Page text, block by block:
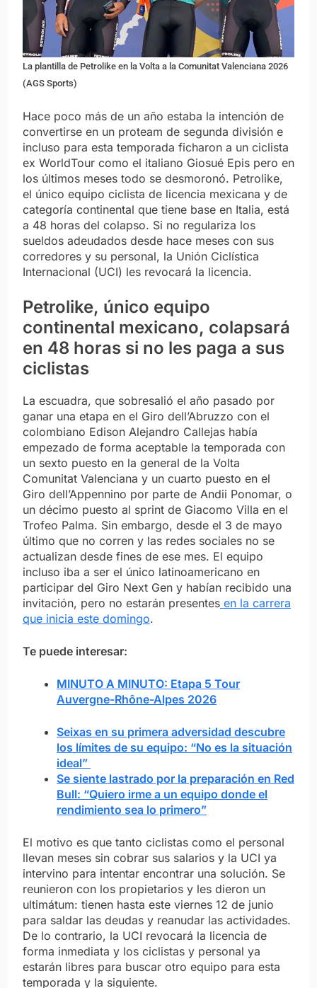
La plantilla de Petrolike en la Volta a la Comunitat Valenciana 2026
(AGS Sports)
Hace poco más de un año estaba la intención de
convertirse en un proteam de segunda división e
incluso para esta temporada ficharon a un ciclista
ex WorldTour como el italiano Giosué Epis pero en
los últimos meses todo se desmoronó. Petrolike,
el único equipo ciclista de licencia mexicana y de
categoría continental que tiene base en Italia, está
a 48 horas del colapso. Si no regulariza los
sueldos adeudados desde hace meses con sus
corredores y su personal, la Unión Ciclística
Internacional (UCI) les revocará la licencia.
Petrolike, único equipo
continental mexicano, colapsará
en 48 horas si no les paga a sus
ciclistas
La escuadra, que sobresalió el año pasado por
ganar una etapa en el Giro dell’Abruzzo con el
colombiano Edison Alejandro Callejas había
empezado de forma aceptable la temporada con
un sexto puesto en la general de la Volta
Comunitat Valenciana y un cuarto puesto en el
Giro dell’Appennino por parte de Andii Ponomar, o
un décimo puesto al sprint de Giacomo Villa en el
Trofeo Palma. Sin embargo, desde el 3 de mayo
último que no corren y las redes sociales no se
actualizan desde fines de ese mes. El equipo
incluso iba a ser el único latinoamericano en
participar del Giro Next Gen y habían recibido una
invitación, pero no estarán presentes en la carrera
que inicia este domingo.
Te puede interesar:
MINUTO A MINUTO: Etapa 5 Tour
Auvergne-Rhône-Alpes 2026
Seixas en su primera adversidad descubre
los límites de su equipo: “No es la situación
ideal”
Se siente lastrado por la preparación en Red
Bull: “Quiero irme a un equipo donde el
rendimiento sea lo primero”
El motivo es que tanto ciclistas como el personal
llevan meses sin cobrar sus salarios y la UCI ya
intervino para intentar encontrar una solución. Se
reunieron con los propietarios y les dieron un
ultimátum: tienen hasta este viernes 12 de junio
para saldar las deudas y reanudar las actividades.
De lo contrario, la UCI revocará la licencia de
forma inmediata y los ciclistas y personal ya
estarán libres para buscar otro equipo para esta
temporada y la siguiente.